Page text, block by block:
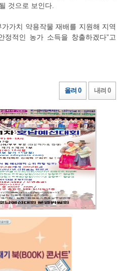
것으로 보인다.
가치 약용작물 재배를 지원해 지역
정적인 농가 소득을 창출하겠다”고
올려 0 내려 0